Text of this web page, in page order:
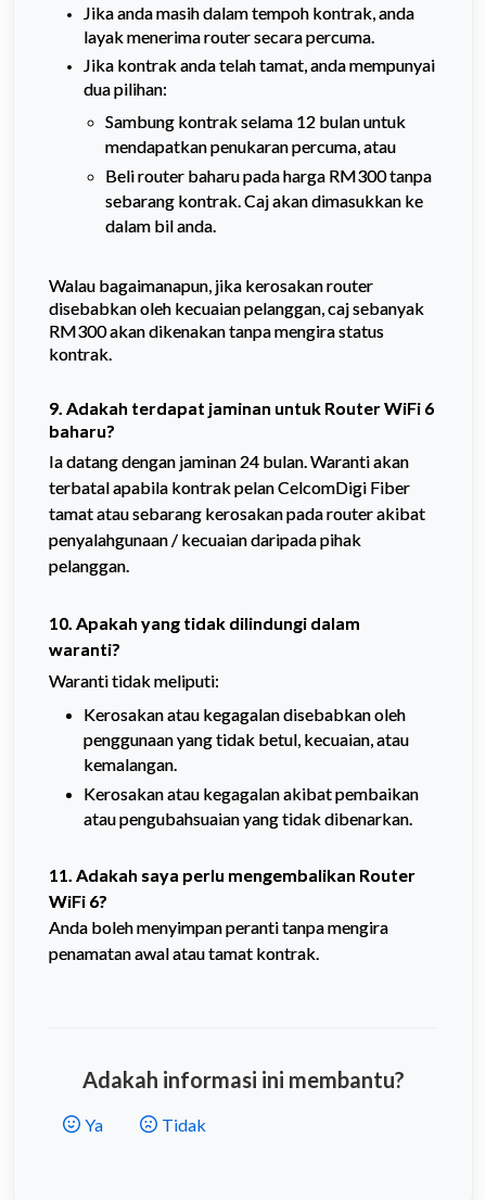
Jika anda masih dalam tempoh kontrak, anda
layak menerima router secara percuma.
Jika kontrak anda telah tamat, anda mempunyai
dua pilihan:
Sambung kontrak selama 12 bulan untuk
mendapatkan penukaran percuma, atau
Beli router baharu pada harga RM300 tanpa
sebarang kontrak. Caj akan dimasukkan ke
dalam bil anda.
Walau bagaimanapun, jika kerosakan router
disebabkan oleh kecuaian pelanggan, caj sebanyak
RM300 akan dikenakan tanpa mengira status
kontrak.
9. Adakah terdapat jaminan untuk Router WiFi 6
baharu?
Ia datang dengan jaminan 24 bulan. Waranti akan
terbatal apabila kontrak pelan CelcomDigi Fiber
tamat atau sebarang kerosakan pada router akibat
penyalahgunaan / kecuaian daripada pihak
pelanggan.
10. Apakah yang tidak dilindungi dalam
waranti?
Waranti tidak meliputi:
Kerosakan atau kegagalan disebabkan oleh
penggunaan yang tidak betul, kecuaian, atau
kemalangan.
Kerosakan atau kegagalan akibat pembaikan
atau pengubahsuaian yang tidak dibenarkan.
11. Adakah saya perlu mengembalikan Router
WiFi 6?
Anda boleh menyimpan peranti tanpa mengira
penamatan awal atau tamat kontrak.
Adakah informasi ini membantu?
Tidak
Ya